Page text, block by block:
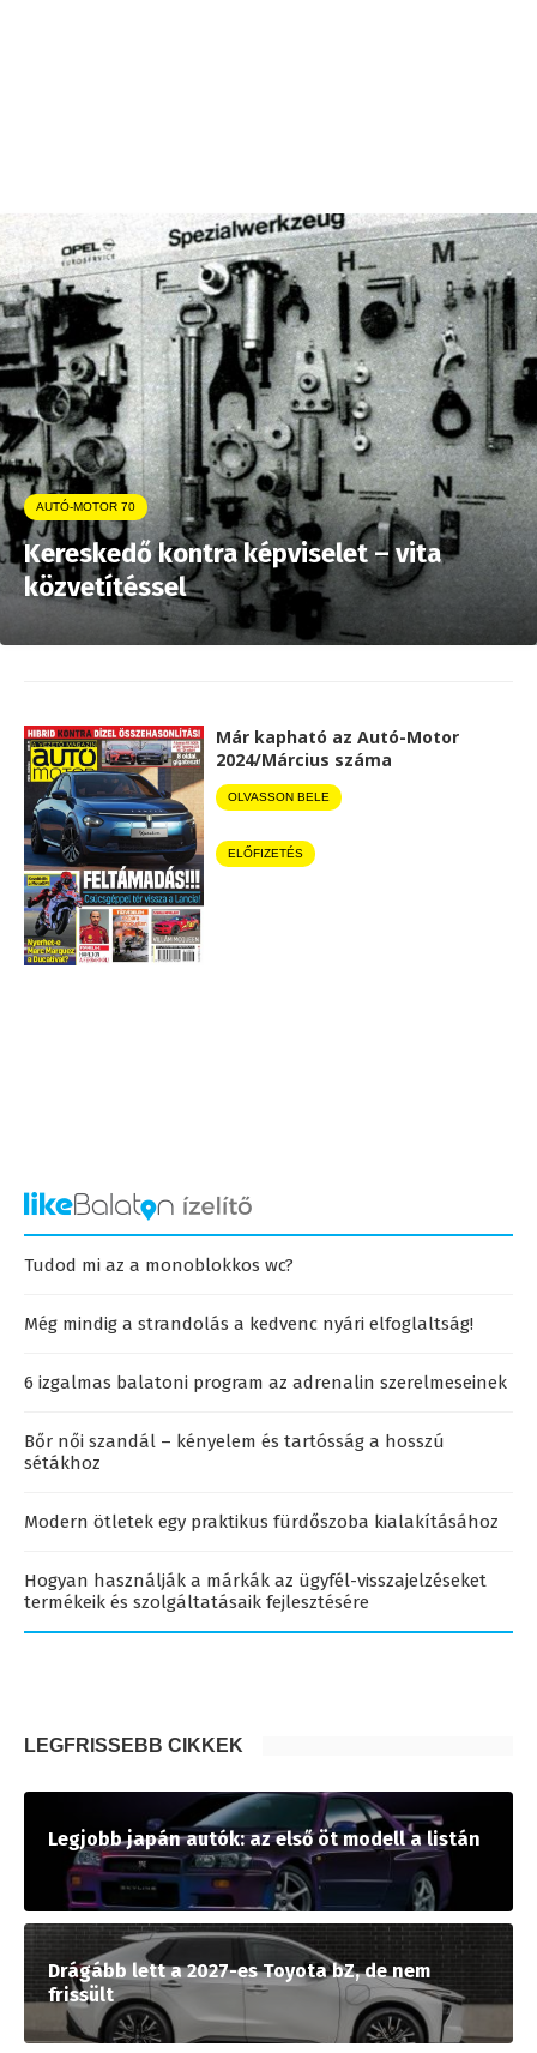
AUTÓ-MOTOR 70
Kereskedő kontra képviselet – vita
közvetítéssel
Már kapható az Autó-Motor
2024/Március száma
OLVASSON BELE
ELŐFIZETÉS
Tudod mi az a monoblokkos wc?
Még mindig a strandolás a kedvenc nyári elfoglaltság!
6 izgalmas balatoni program az adrenalin szerelmeseinek
Bőr női szandál – kényelem és tartósság a hosszú
sétákhoz
Modern ötletek egy praktikus fürdőszoba kialakításához
Hogyan használják a márkák az ügyfél-visszajelzéseket
termékeik és szolgáltatásaik fejlesztésére
LEGFRISSEBB CIKKEK
Legjobb japán autók: az első öt modell a listán
Drágább lett a 2027-es Toyota bZ, de nem
frissült